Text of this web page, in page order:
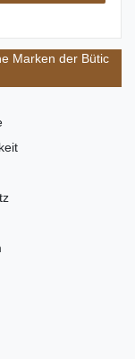
Marken der Bütic